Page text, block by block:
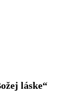
láske“